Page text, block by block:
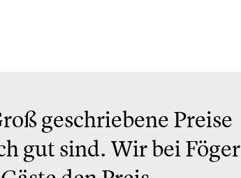
geschriebene Preise
gut sind. Wir bei Föger